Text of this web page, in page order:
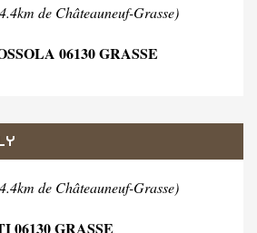
de Châteauneuf-Grasse)
06130 GRASSE
de Châteauneuf-Grasse)
06130 GRASSE